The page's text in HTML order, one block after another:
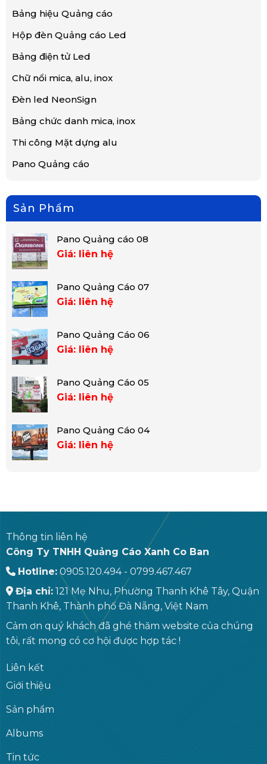
Bảng hiệu Quảng cáo
Hộp đèn Quảng cáo Led
Bảng điện tử Led
Chữ nổi mica, alu, inox
Đèn led NeonSign
Bảng chức danh mica, inox
Thi công Mặt dựng alu
Pano Quảng cáo
Sản Phẩm
Pano Quảng cáo 08
Giá: liên hệ
Pano Quảng Cáo 07
Giá: liên hệ
Pano Quảng Cáo 06
Giá: liên hệ
Pano Quảng Cáo 05
Giá: liên hệ
Pano Quảng Cáo 04
Giá: liên hệ
Thông tin liên hệ
Công Ty TNHH Quảng Cáo Xanh Co Ban
Hotline:0905.120.494 - 0799.467.467
Địa chỉ:121 Mẹ Nhu, Phường Thanh Khê Tây, Quận
Thanh Khê, Thành phố Đà Nẵng, Việt Nam
Cảm ơn quý khách đã ghé thăm website của chúng
tôi, rất mong có cơ hội được hợp tác !
Liên kết
Giới thiệu
Sản phẩm
Albums
Tin tức